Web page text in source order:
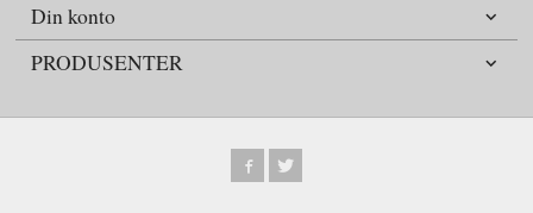
Din konto
PRODUSENTER